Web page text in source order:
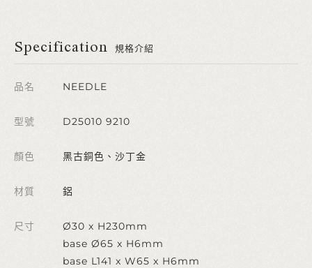
Specification 規格介紹
品名 NEEDLE
型號 D25010 9210
顏色 黑古銅色、沙丁金
材質 鋁
尺寸
Ø30 x H230mm
base Ø65 x H6mm
base L141 x W65 x H6mm